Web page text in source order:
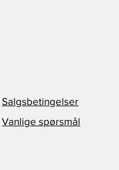
Salgsbetingelser
Vanlige spørsmål